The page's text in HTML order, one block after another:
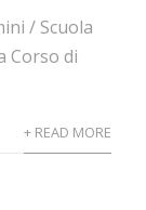
/ Scuola
Corso di
+ READ MORE